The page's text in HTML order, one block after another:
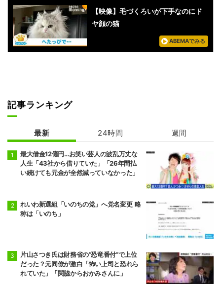
【映像】毛づくろいが下手なのにド
ヤ顔の猫
ABEMAでみる
記事ランキング
最新 24時間 週間
最大借金12億円…お笑い芸人の波乱万丈な
人生「43社から借りていた」「26年間払
い続けても元金が全然減っていなかった」
れいわ新選組「いのちの党」へ党名変更 略
称は「いのち」
片山さつき氏は財務省の“恐竜番付”で上位
だった？元同僚が激白「怖い上司と恐れら
れていた」「関脇からおかみさんに」